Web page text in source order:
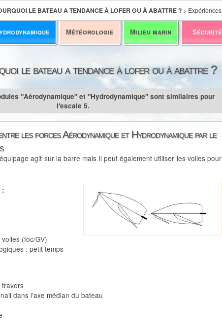
Météorologie Milieu marin Sécurité
LE BATEAU A TENDANCE À LOFER OU À ABATTRE ? > Expériences
le bateau a tendance à lofer ou à abattre ?
"Aérodynamique" et "Hydrodynamique" sont similaires pour
l'escale 5.
les forces Aérodynamique et Hydrodynamique par le
agit sur la barre mais il peut également utiliser les voiles pour
:
(foc/GV)
: petit temps
travers
dans l’axe médian du bateau